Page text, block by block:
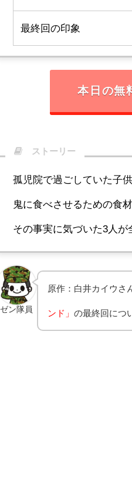
最終回の印象
本日の無
ストーリー
孤児院で過ごしていた子
鬼に食べさせるための食
その事実に気づいた3人が
ゼン隊員
原作：白井カイウさ
ンド」 の最終回につ